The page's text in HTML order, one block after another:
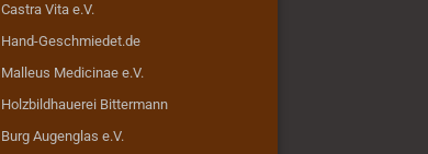
Castra Vita e.V.
Hand-Geschmiedet.de
Malleus Medicinae e.V.
Holzbildhauerei Bittermann
Burg Augenglas e.V.